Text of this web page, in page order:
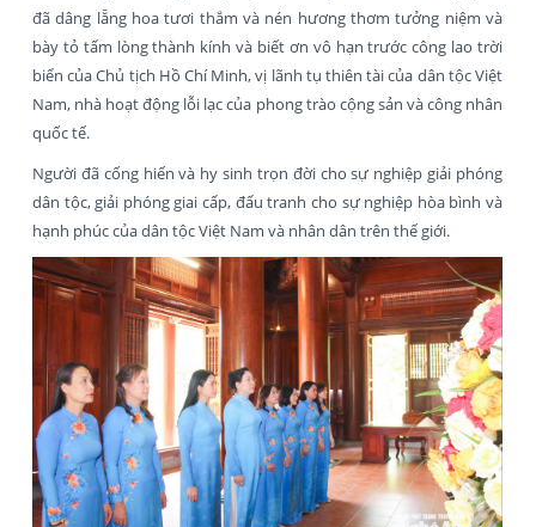
đã dâng lẵng hoa tươi thắm và nén hương thơm tưởng niệm và
bày tỏ tấm lòng thành kính và biết ơn vô hạn trước công lao trời
biển của Chủ tịch Hồ Chí Minh, vị lãnh tụ thiên tài của dân tộc Việt
Nam, nhà hoạt động lỗi lạc của phong trào cộng sản và công nhân
quốc tế.
Người đã cống hiến và hy sinh trọn đời cho sự nghiệp giải phóng
dân tộc, giải phóng giai cấp, đấu tranh cho sự nghiệp hòa bình và
hạnh phúc của dân tộc Việt Nam và nhân dân trên thế giới.